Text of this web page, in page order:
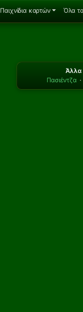
Παιχνίδια καρτών Όλα τα
Άλλα
Πασιέντζα ·